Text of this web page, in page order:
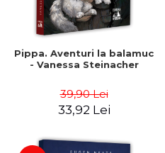
Pippa. Aventuri la balamuc
- Vanessa Steinacher
39,90 Lei
33,92 Lei